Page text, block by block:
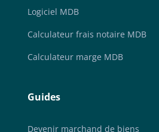
Logiciel MDB
Calculateur frais notaire MDB
Calculateur marge MDB
Guides
Devenir marchand de biens